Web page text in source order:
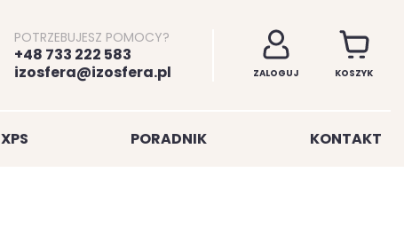
POTRZEBUJESZ POMOCY?
+48 733 222 583
izosfera@izosfera.pl
ZALOGUJ KOSZYK
XPS PORADNIK KONTAKT